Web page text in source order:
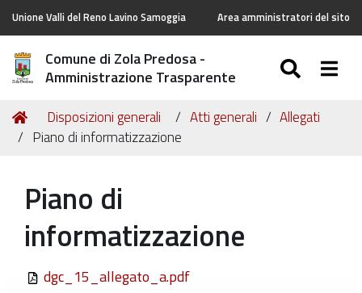
Unione Valli del Reno Lavino Samoggia Area amministratori del sito
Comune di Zola Predosa -
Amministrazione Trasparente
Tu
sei
Home
Disposizioni generali Atti generali
Allegati
Piano di informatizzazione
Piano di
informatizzazione
dgc_15_allegato_a.pdf